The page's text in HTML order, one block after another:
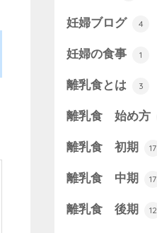
妊婦ブログ 4
妊婦の食事 1
離乳食とは 3
離乳食 始め方
離乳食 初期 17
離乳食 中期 17
離乳食 後期 12